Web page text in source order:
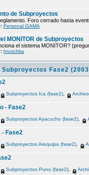
de Subproyectos
Foro cerrado hasta
Personal GAMA
MONITOR de Subproyectos
el sistema MONITOR?
hruschka
Subproyectos Fase2
Subproyectos Ica (fase2)
- Fase2
Subproyectos Ayacucho (fase2)
- Fase2
Subproyectos Arequipa (fase2)
Subproyectos Puno (fase2)